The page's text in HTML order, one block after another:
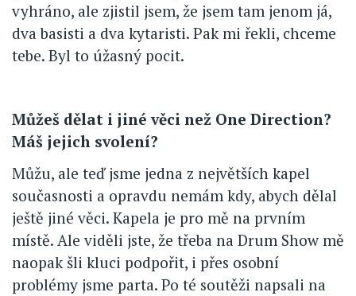
vyhráno, ale zjistil jsem, že jsem tam jenom já,
dva basisti a dva kytaristi. Pak mi řekli, chceme
tebe. Byl to úžasný pocit.
Můžeš dělat i jiné věci než One Direction?
Máš jejich svolení?
Můžu, ale teď jsme jedna z největších kapel
současnosti a opravdu nemám kdy, abych dělal
ještě jiné věci. Kapela je pro mě na prvním
místě. Ale viděli jste, že třeba na Drum Show mě
naopak šli kluci podpořit, i přes osobní
problémy jsme parta. Po té soutěži napsali na